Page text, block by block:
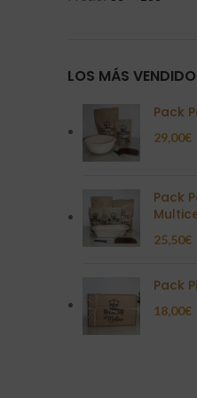
LOS MÁS
Pack
29,00€
Pack
25,50€
Pack
18,00€